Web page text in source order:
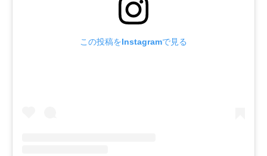
この投稿をInstagramで見る